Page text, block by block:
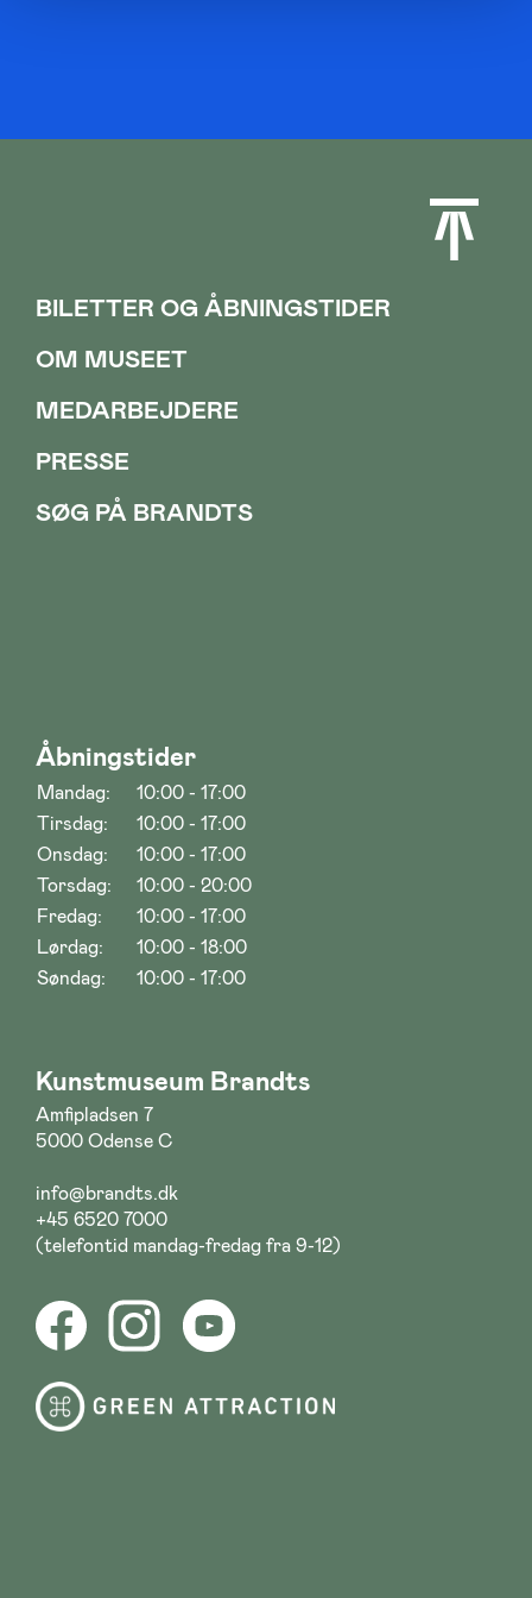
Åbningstider
Mandag:
10:00 - 17:00
Tirsdag:
10:00 - 17:00
Onsdag:
10:00 - 17:00
Torsdag:
10:00 - 20:00
Fredag:
10:00 - 17:00
Lørdag:
10:00 - 18:00
Søndag:
10:00 - 17:00
Kunstmuseum Brandts
Amfipladsen 7
5000 Odense C
info@brandts.dk
+45 6520 7000
(telefontid mandag-fredag fra 9-12)
BILETTER OG ÅBNINGSTIDER
OM MUSEET
MEDARBEJDERE
PRESSE
SØG PÅ BRANDTS